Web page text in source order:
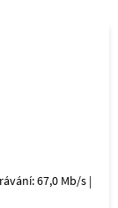
67,0 Mb/s |